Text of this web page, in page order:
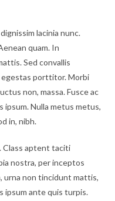
lacinia nunc.
quam. In
Sed convallis
egestas porttitor. Morbi
non, massa. Fusce ac
ipsum. Nulla metus metus,
in, nibh.
Class aptent taciti
nostra, per inceptos
urna non tincidunt mattis,
ipsum ante quis turpis.